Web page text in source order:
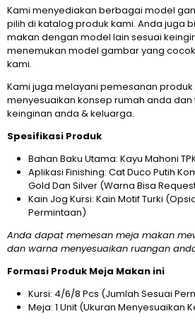
Kami menyediakan berbagai model
pilih di katalog produk kami. Anda juga
makan dengan model lain sesuai
menemukan model gambar yang
kami.
Kami juga melayani pemesanan
menyesuaikan konsep rumah anda
keinginan anda & keluarga.
Spesifikasi Produk
Bahan Baku Utama: Kayu Mahoni
Aplikasi Finishing: Cat Duco Putih
Gold Dan Silver (Warna Bisa
Kain Jog Kursi: Kain Motif Turki
Permintaan)
Anda dapat memesan meja makan
dan warna menyesuaikan ruangan
Formasi Produk Meja Makan ini
Kursi: 4/6/8 Pcs (Jumlah Sesuai
Meja: 1 Unit (Ukuran Menyesuaikan